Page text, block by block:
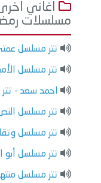
اغاني
مسلسلات رمضان
تتر مسلسل
تتر مسلسل
احمد سعد - تتر
تتر مسلسل
تتر مسلسل
تتر مسلسل أبو
تتر مسلسل